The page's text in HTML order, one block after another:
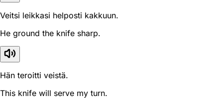
Veitsi leikkasi helposti kakkuun.
He ground the knife sharp.
Hän teroitti veistä.
This knife will serve my turn.